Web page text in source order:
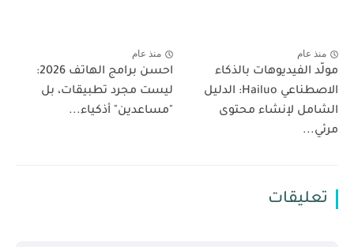
منذ عام
مولّد الفيديوهات بالذكاء
الاصطناعي Hailuo: الدليل
الشامل لإنشاء محتوى
مرئي...
منذ عام
احسن برامج الهاتف 2026:
ليست مجرد تطبيقات، بل
"مساعدين" أذكياء...
تعليقات